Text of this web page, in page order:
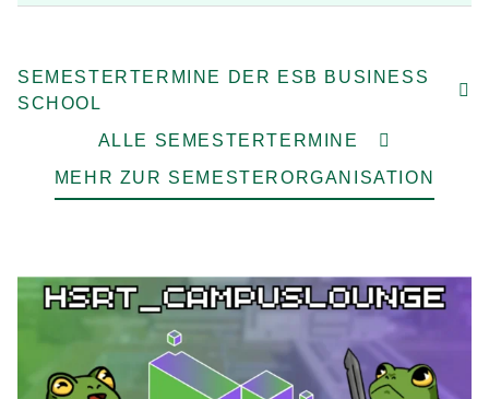
SEMESTERTERMINE DER ESB BUSINESS
SCHOOL
ALLE SEMESTERTERMINE
MEHR ZUR SEMESTERORGANISATION